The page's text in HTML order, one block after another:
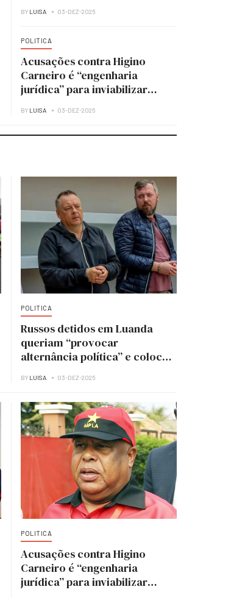
BY LUISA 03-DEZ-2025
POLITICA
Acusações contra Higino
Carneiro é “engenharia
jurídica” para inviabilizar
MPLA — analista
BY LUISA 03-DEZ-2025
POLITICA
Russos detidos em Luanda
queriam “provocar
alternância política” e colocar
BY LUISA 03-DEZ-2025
POLITICA
Acusações contra Higino
Carneiro é “engenharia
jurídica” para inviabilizar